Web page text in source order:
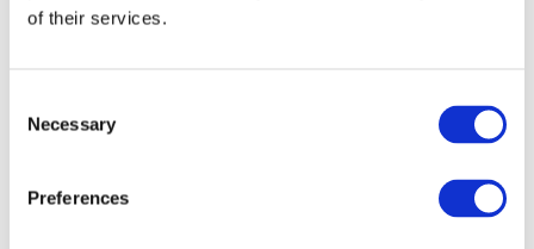
of their services.
Selection
Necessary
Preferences
Заходи